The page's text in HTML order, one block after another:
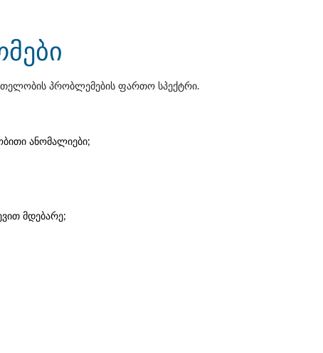
პრობლემების ფართო სპექტრი.
ანომალიები;
მდებარე;